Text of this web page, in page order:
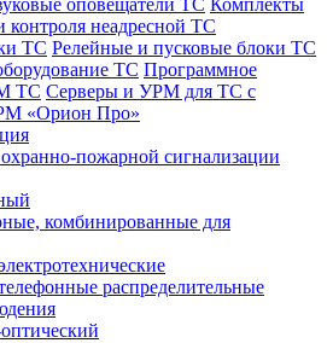
оповещатели ТС Комплекты
контроля неадресной ТС
ТС Релейные и пусковые блоки ТС
ТС Программное
ТС Серверы и УРМ для ТС с
«Орион Про»
пожарной сигнализации
комбинированные для
распределительные